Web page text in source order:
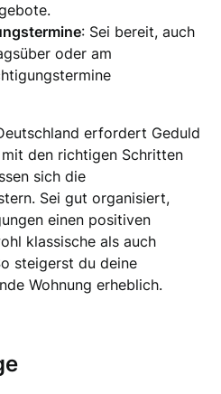
: Sei bereit, auch
oder am
erfordert Geduld
den richtigen Schritten
sich die
Sei gut organisiert,
einen positiven
klassische als auch
steigerst du deine
Wohnung erheblich.